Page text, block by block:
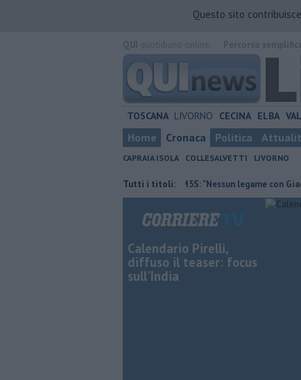
Questo sito
TOSCANA LIVORNO CECINA ELBA
Home Cronaca Politica
CAPRAIA ISOLA COLLESALVETTI LIVORNO
Tutti i titoli:
Retiambiente, M5S: "Nessun legame con Giacetti"
Calendario Pirelli,
diffuso il teaser: focus
sull'India